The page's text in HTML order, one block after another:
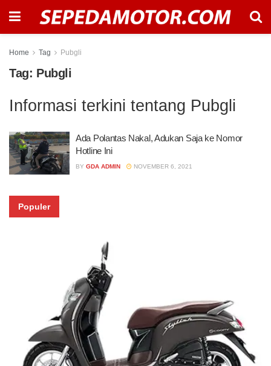
Home Tag Pubgli
Tag: Pubgli
Informasi terkini tentang Pubgli
Ada Polantas Nakal, Adukan Saja ke Nomor
Hotline Ini
BY GDA ADMIN NOVEMBER 6, 2021
Populer